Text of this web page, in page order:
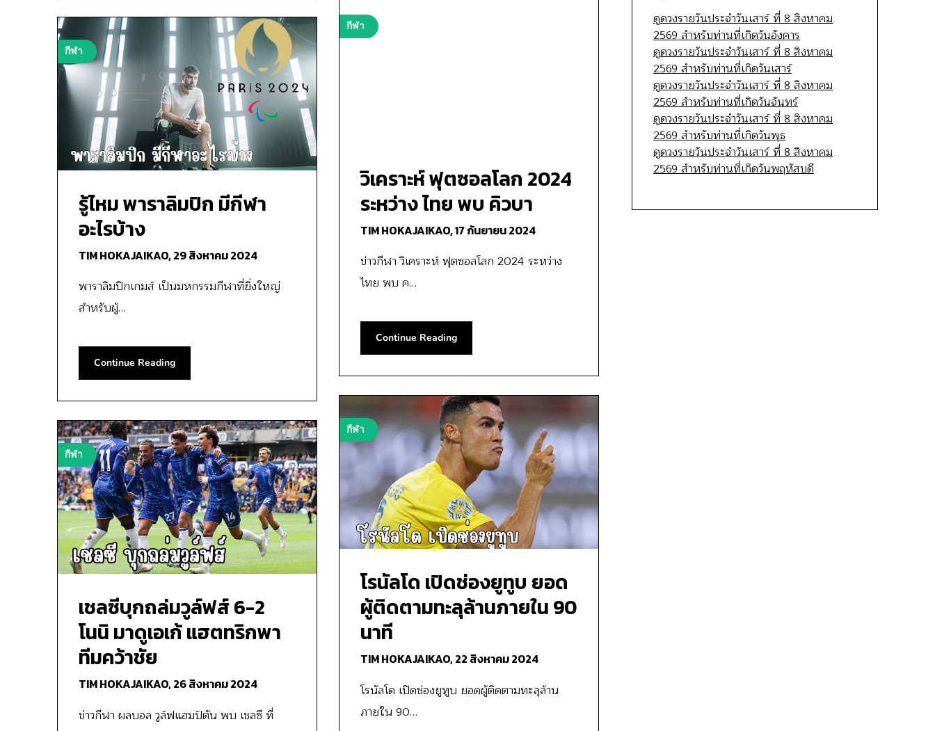
กีฬา
รู้ไหม พาราลิมปิก มีกีฬา
อะไรบ้าง
TIM HOKAJAIKAO,29 สิงหาคม 2024
พาราลิมปิกเกมส์ เป็นมหกรรมกีฬาที่ยิ่งใหญ่
สำหรับผู้…
Continue Reading
กีฬา
เชลซีบุกถล่มวูล์ฟส์ 6-2
โนนิ มาดูเอเก้ แฮตทริกพา
ทีมคว้าชัย
TIM HOKAJAIKAO,26 สิงหาคม 2024
ข่าวกีฬา ผลบอล วูล์ฟแฮมป์ตัน พบ เชลซี ที่
กีฬา
วิเคราะห์ ฟุตซอลโลก 2024
ระหว่าง ไทย พบ คิวบา
TIM HOKAJAIKAO,17 กันยายน 2024
ข่าวกีฬา วิเคราะห์ ฟุตซอลโลก 2024 ระหว่าง
ไทย พบ ค…
Continue Reading
กีฬา
โรนัลโด เปิดช่องยูทูบ ยอด
ผู้ติดตามทะลุล้านภายใน 90
นาที
TIM HOKAJAIKAO,22 สิงหาคม 2024
โรนัลโด เปิดช่องยูทูบ ยอดผู้ติดตามทะลุล้าน
ภายใน 90…
ดูดวงรายวันประจำวันเสาร์ ที่ 8 สิงหาคม
2569 สำหรับท่านที่เกิดวันอังคาร
ดูดวงรายวันประจำวันเสาร์ ที่ 8 สิงหาคม
2569 สำหรับท่านที่เกิดวันเสาร์
ดูดวงรายวันประจำวันเสาร์ ที่ 8 สิงหาคม
2569 สำหรับท่านที่เกิดวันจันทร์
ดูดวงรายวันประจำวันเสาร์ ที่ 8 สิงหาคม
2569 สำหรับท่านที่เกิดวันพุธ
ดูดวงรายวันประจำวันเสาร์ ที่ 8 สิงหาคม
2569 สำหรับท่านที่เกิดวันพฤหัสบดี